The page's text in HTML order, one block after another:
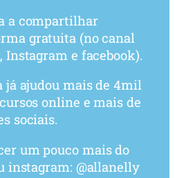
a compartilhar
gratuita (no canal
Instagram e facebook).
já ajudou mais de 4mil
online e mais de
sociais.
um pouco mais do
instagram: @allanelly